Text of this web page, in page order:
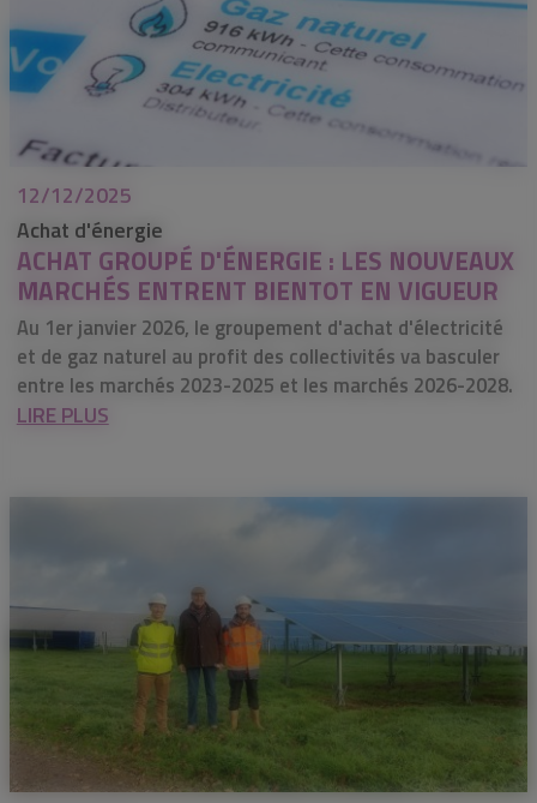
12/12/2025
Achat d'énergie
ACHAT GROUPÉ D'ÉNERGIE : LES NOUVEAUX
MARCHÉS ENTRENT BIENTOT EN VIGUEUR
Au 1er janvier 2026, le groupement d'achat d'électricité
et de gaz naturel au profit des collectivités va basculer
entre les marchés 2023-2025 et les marchés 2026-2028.
LIRE PLUS